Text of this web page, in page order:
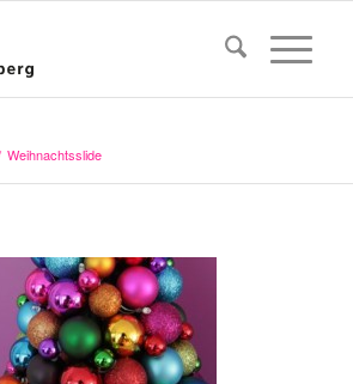
Weihnachtsslide